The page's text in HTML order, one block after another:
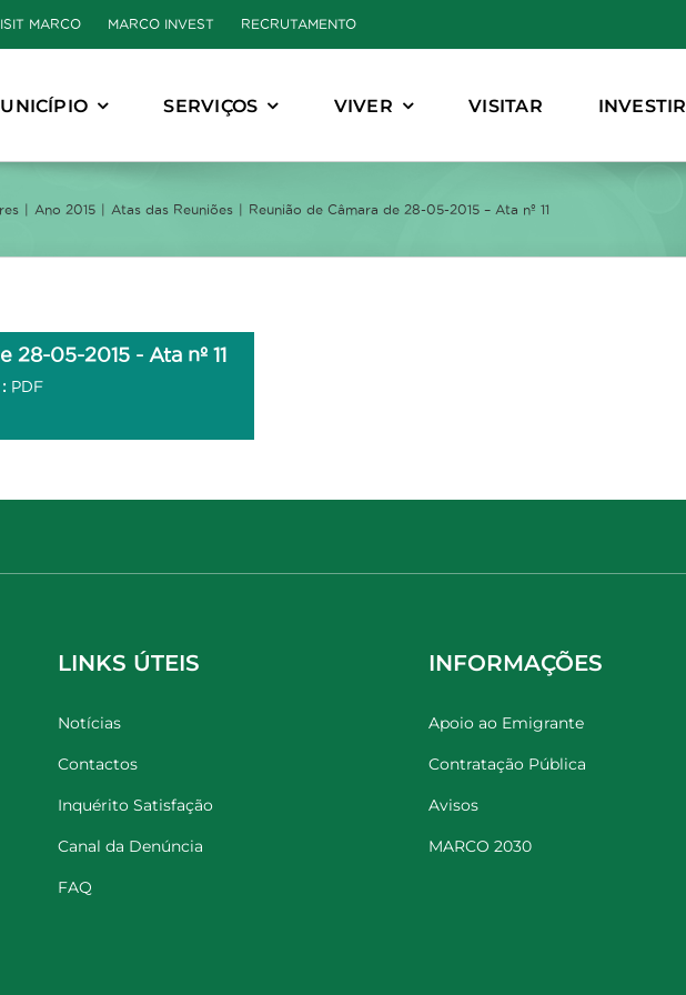
MARCO MARCO INVEST RECRUTAMENTO
SERVIÇOS VIVER VISITAR INVESTIR
Ano 2015 Atas das Reuniões Reunião de Câmara de 28-05-2015 – Ata nº 11
28-05-2015 - Ata nº 11
PDF
LINKS ÚTEIS
Notícias
Contactos
Inquérito Satisfação
Canal da Denúncia
FAQ
INFORMAÇÕES
Apoio ao Emigrante
Contratação Pública
Avisos
MARCO 2030